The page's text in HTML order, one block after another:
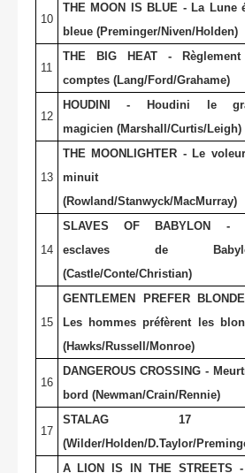
10
THE MOON IS BLUE - La Lune
bleue (Preminger/Niven/Holden)
11
THE BIG HEAT -
comptes (Lang/Ford/Grahame)
12
HOUDINI - Houdini le
magicien (Marshall/Curtis/Leigh)
13
THE MOONLIGHTER - Le
minuit
(Rowland/Stanwyck/MacMurray)
14
SLAVES OF BABYLON -
esclaves de
(Castle/Conte/Christian)
15
GENTLEMEN PREFER
Les hommes préfèrent les
(Hawks/Russell/Monroe)
16
DANGEROUS CROSSING -
bord (Newman/Crain/Rennie)
17
STALAG
(Wilder/Holden/D.Taylor/
A LION IS IN THE STREETS